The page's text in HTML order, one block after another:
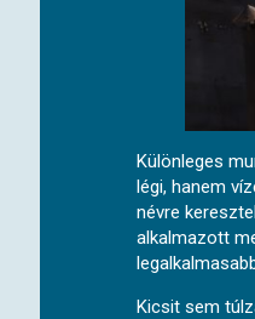
Különleges
légi, hanem
névre
alkalmazott
Kicsit sem